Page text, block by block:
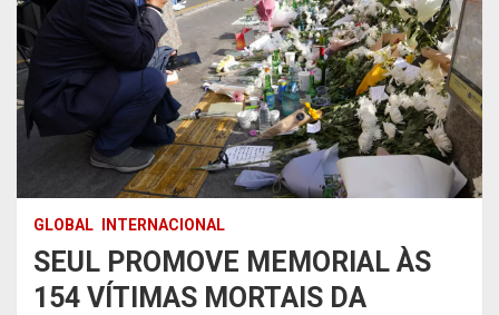
GLOBAL INTERNACIONAL
SEUL PROMOVE MEMORIAL ÀS
154 VÍTIMAS MORTAIS DA